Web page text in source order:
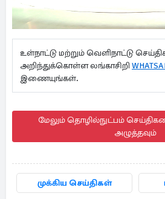
உள்நாட்டு மற்றும் வெளிநாட்டு
அறிந்துக்கொள்ள லங்காசிறி
இணையுங்கள்.
மேலும் தொழில்நுட்பம்
அழுத்தவும்
முக்கிய செய்திகள்